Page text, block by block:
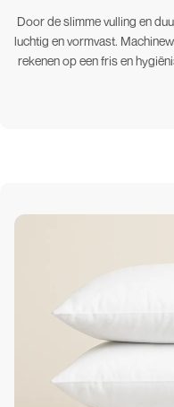
Door de slimme vulling en
luchtig en vormvast.
rekenen op een fris en